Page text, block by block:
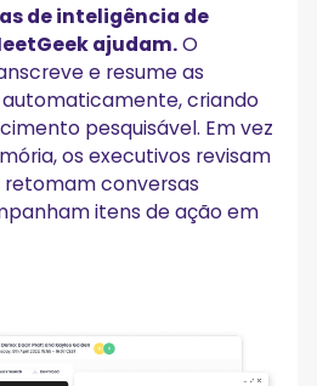
de inteligência de
ajudam.O
e resume as
automaticamente, criando
pesquisável. Em vez
os executivos revisam
retomam conversas
itens de ação em